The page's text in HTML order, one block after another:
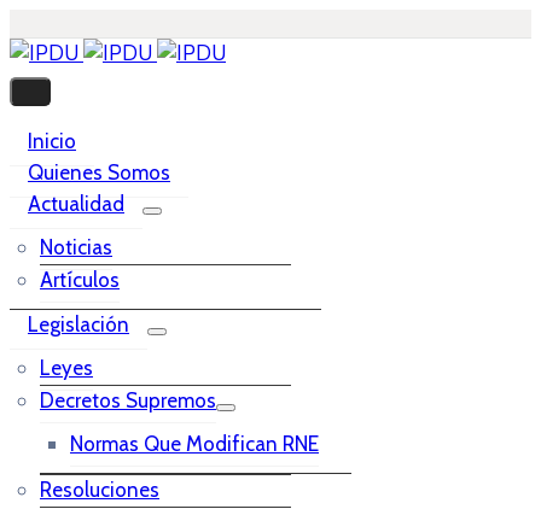
Inicio
Quienes Somos
Actualidad
Noticias
Artículos
Legislación
Leyes
Decretos Supremos
Normas Que Modifican RNE
Resoluciones